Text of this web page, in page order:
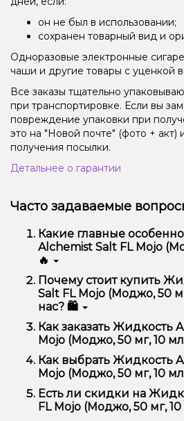
он не был в использовании;
сохранен товарный вид и
Одноразовые электронные
чаши и другие товары с уценкой
Все заказы тщательно
при транспортировке. Если вы
повреждение упаковки при
это на "Новой почте" (фото + акт)
получения посылки.
Детальнее о гарантии
Часто задаваемые
Какие главные
Alchemist Salt FL Mojo
🔥
Жидкость Alchemist Salt FL
мл) отличается высоким
использования и
Почему стоит купить
Salt FL Mojo (Моджо, 50
нас? 🛍️
Мы предлагаем только
широкий ассортимент,
доставку. Кроме того, у нас
скидки для клиентов!
Как заказать Жидкость
Mojo (Моджо, 50 мг, 10
Оформить заказ можно в
Добавьте Жидкость
(Моджо, 50 мг, 10 мл) в
Перейдите к
Как выбрать Жидкость
Mojo (Моджо, 50 мг, 10
Выбор зависит от ваших
если это кальян, учитывайте
чаши, если вейп – мощность
Есть ли скидки на
FL Mojo (Моджо, 50 мг, 10